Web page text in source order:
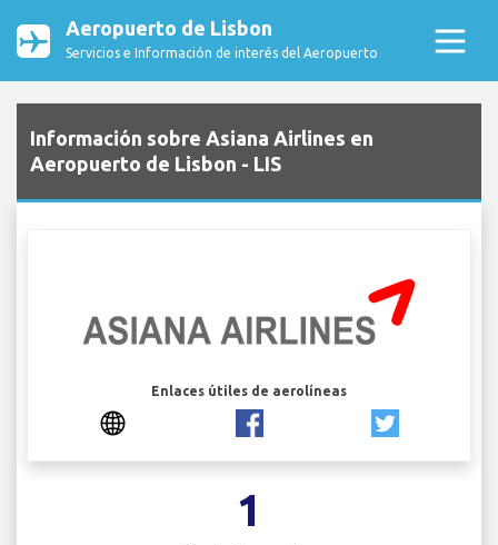
Aeropuerto de Lisbon
Servicios e Información de interés del Aeropuerto
Información sobre Asiana Airlines en
Aeropuerto de Lisbon - LIS
Enlaces útiles de aerolíneas
1